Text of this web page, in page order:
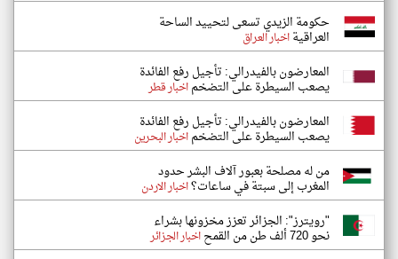
حكومة الزيدي تسعى لتحييد الساحة
العراقيةاخبار العراق
المعارضون بالفيدرالي: تأجيل رفع الفائدة
يصعب السيطرة على التضخماخبار قطر
المعارضون بالفيدرالي: تأجيل رفع الفائدة
يصعب السيطرة على التضخماخبار البحرين
من له مصلحة بعبور آلاف البشر حدود
المغرب إلى سبتة في ساعات؟اخبار الاردن
"رويترز": الجزائر تعزز مخزونها بشراء
نحو 720 ألف طن من القمح اخبار الجزائر